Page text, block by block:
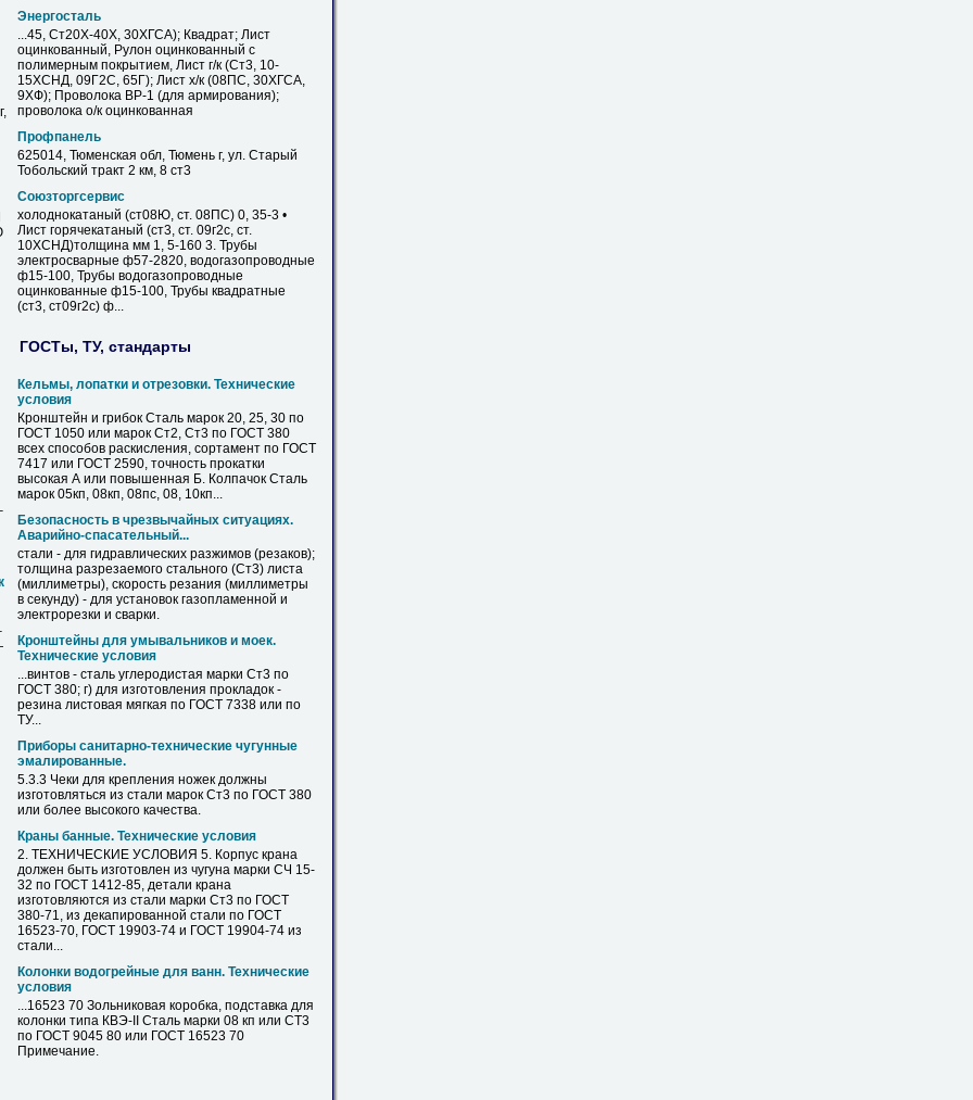
Энергосталь
...45, Ст20Х-40Х, 30ХГСА); Квадрат; Лист
оцинкованный, Рулон оцинкованный с
полимерным покрытием, Лист г/к (Ст3, 10-
15ХСНД, 09Г2С, 65Г); Лист х/к (08ПС, 30ХГСА,
9ХФ); Проволока ВР-1 (для армирования);
проволока о/к оцинкованная
Профпанель
625014, Тюменская обл, Тюмень г, ул. Старый
Тобольский тракт 2 км, 8 ст3
Союзторгсервис
холоднокатаный (ст08Ю, ст. 08ПС) 0, 35-3 •
Лист горячекатаный (ст3, ст. 09г2с, ст.
10ХСНД)толщина мм 1, 5-160 3. Трубы
электросварные ф57-2820, водогазопроводные
ф15-100, Трубы водогазопроводные
оцинкованные ф15-100, Трубы квадратные
(ст3, ст09г2с) ф...
ГОСТы, ТУ, стандарты
Кельмы, лопатки и отрезовки. Технические
условия
Кронштейн и грибок Сталь марок 20, 25, 30 по
ГОСТ 1050 или марок Ст2, Ст3 по ГОСТ 380
всех способов раскисления, сортамент по ГОСТ
7417 или ГОСТ 2590, точность прокатки
высокая А или повышенная Б. Колпачок Сталь
марок 05кп, 08кп, 08пс, 08, 10кп...
Безопасность в чрезвычайных ситуациях.
Аварийно-спасательный...
стали - для гидравлических разжимов (резаков);
толщина разрезаемого стального (Ст3) листа
(миллиметры), скорость резания (миллиметры
в секунду) - для установок газопламенной и
электрорезки и сварки.
Кронштейны для умывальников и моек.
Технические условия
...винтов - сталь углеродистая марки Ст3 по
ГОСТ 380; г) для изготовления прокладок -
резина листовая мягкая по ГОСТ 7338 или по
ТУ...
Приборы санитарно-технические чугунные
эмалированные.
5.3.3 Чеки для крепления ножек должны
изготовляться из стали марок Ст3 по ГОСТ 380
или более высокого качества.
Краны банные. Технические условия
2. ТЕХНИЧЕСКИЕ УСЛОВИЯ 5. Корпус крана
должен быть изготовлен из чугуна марки СЧ 15-
32 по ГОСТ 1412-85, детали крана
изготовляются из стали марки Ст3 по ГОСТ
380-71, из декапированной стали по ГОСТ
16523-70, ГОСТ 19903-74 и ГОСТ 19904-74 из
стали...
Колонки водогрейные для ванн. Технические
условия
...16523 70 Зольниковая коробка, подставка для
колонки типа КВЭ-II Сталь марки 08 кп или СТ3
по ГОСТ 9045 80 или ГОСТ 16523 70
Примечание.